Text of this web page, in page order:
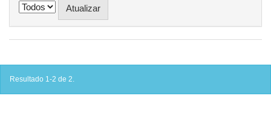
Resultado 1-2 de 2.